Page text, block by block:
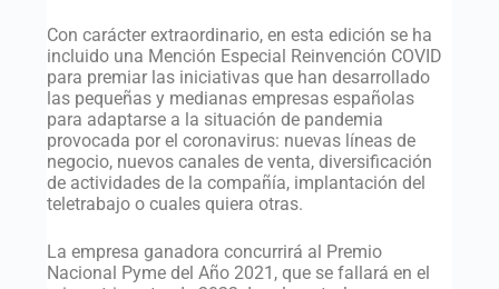
Con carácter extraordinario, en esta edición se ha
incluido una Mención Especial Reinvención COVID
para premiar las iniciativas que han desarrollado
las pequeñas y medianas empresas españolas
para adaptarse a la situación de pandemia
provocada por el coronavirus: nuevas líneas de
negocio, nuevos canales de venta, diversificación
de actividades de la compañía, implantación del
teletrabajo o cuales quiera otras.
La empresa ganadora concurrirá al Premio
Nacional Pyme del Año 2021, que se fallará en el